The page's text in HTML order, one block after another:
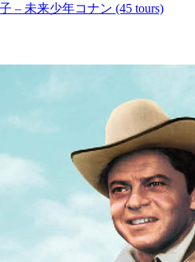
– 未来少年コナン (45 tours)